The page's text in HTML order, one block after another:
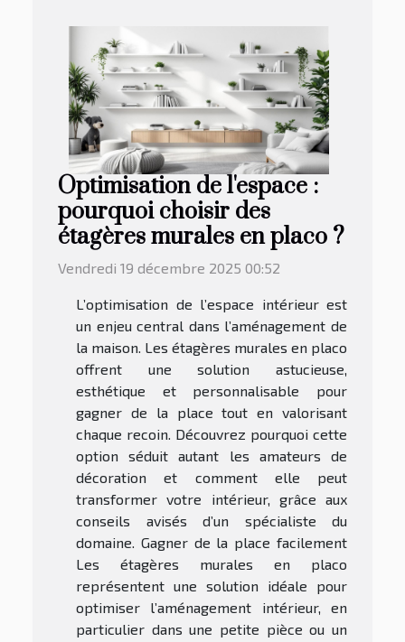
Optimisation de l'espace :
pourquoi choisir des
étagères murales en placo ?
Vendredi 19 décembre 2025 00:52
L’optimisation de l’espace intérieur est
un enjeu central dans l’aménagement de
la maison. Les étagères murales en placo
offrent une solution astucieuse,
esthétique et personnalisable pour
gagner de la place tout en valorisant
chaque recoin. Découvrez pourquoi cette
option séduit autant les amateurs de
décoration et comment elle peut
transformer votre intérieur, grâce aux
conseils avisés d’un spécialiste du
domaine. Gagner de la place facilement
Les étagères murales en placo
représentent une solution idéale pour
optimiser l’aménagement intérieur, en
particulier dans une petite pièce ou un